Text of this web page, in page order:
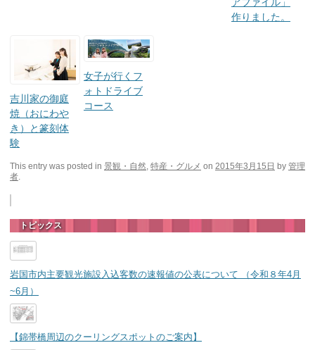
作りました。
吉川家の御庭
焼（おにわや
き）と篆刻体
験
女子が行くフ
ォトドライブ
コース
This entry was posted in 景観・自然, 特産・グルメ on 2015年3月15日 by 管理
者.
トピックス
岩国市内主要観光施設入込客数の速報値の公表について （令和８年4月
~6月）
【錦帯橋周辺のクーリングスポットのご案内】